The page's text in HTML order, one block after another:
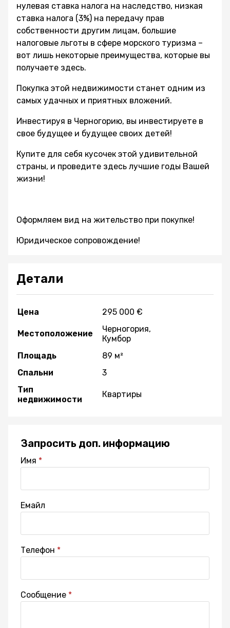
нулевая ставка налога на наследство, низкая
ставка налога (3%) на передачу прав
собственности другим лицам, большие
налоговые льготы в сфере морского туризма –
вот лишь некоторые преимущества, которые вы
получаете здесь.
Покупка этой недвижимости станет одним из
самых удачных и приятных вложений.
Инвестируя в Черногорию, вы инвестируете в
свое будущее и будущее своих детей!
Купите для себя кусочек этой удивительной
страны, и проведите здесь лучшие годы Вашей
жизни!
Оформляем вид на жительство при покупке!
Юридическое сопровождение!
Детали
Цена 295 000 €
Местоположение
Черногория,
Кумбор
Площадь
89 м²
Спальни
3
Тип
недвижимости
Квартиры
Запросить доп. информацию
Имя
Емайл
Телефон
Сообщение